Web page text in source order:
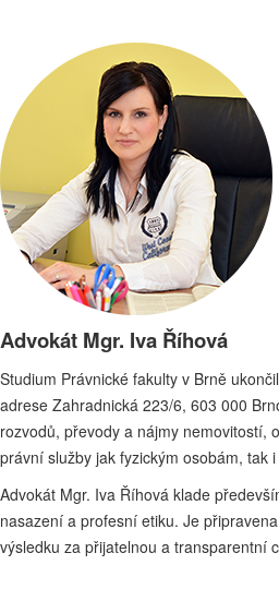
Advokát Mgr. Iva Říhová
Studium Právnické fakulty v Brně
adrese Zahradnická 223/6, 603 000
rozvodů, převody a nájmy nemovitostí,
právní služby jak fyzickým osobám, tak
Advokát Mgr. Iva Říhová klade
nasazení a profesní etiku. Je
výsledku za přijatelnou a transparentní